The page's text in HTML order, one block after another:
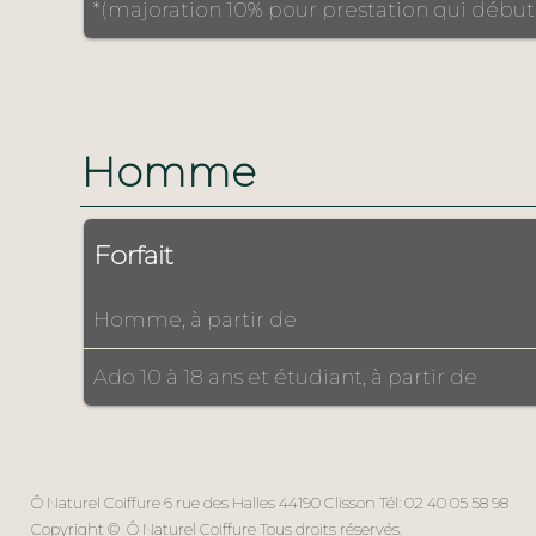
*(majoration 10% pour prestation qui
Homme
Forfait
Homme, à partir de
Ado 10 à 18 ans et étudiant, à partir de
Ô Naturel Coiffure 6 rue des Halles 44190 Clisson Tél: 02 40 05 58 98
Copyright © Ô Naturel Coiffure Tous droits réservés.